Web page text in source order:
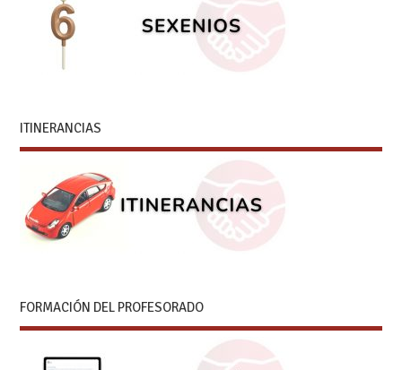
ITINERANCIAS
FORMACIÓN DEL PROFESORADO